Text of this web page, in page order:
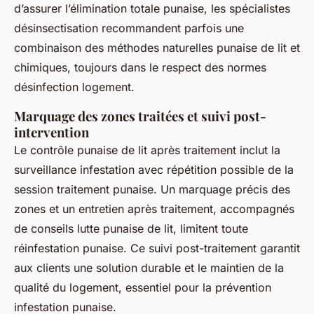
d’assurer l’élimination totale punaise, les spécialistes
désinsectisation recommandent parfois une
combinaison des méthodes naturelles punaise de lit et
chimiques, toujours dans le respect des normes
désinfection logement.
Marquage des zones traitées et suivi post-
intervention
Le contrôle punaise de lit après traitement inclut la
surveillance infestation avec répétition possible de la
session traitement punaise. Un marquage précis des
zones et un entretien après traitement, accompagnés
de conseils lutte punaise de lit, limitent toute
réinfestation punaise. Ce suivi post-traitement garantit
aux clients une solution durable et le maintien de la
qualité du logement, essentiel pour la prévention
infestation punaise.